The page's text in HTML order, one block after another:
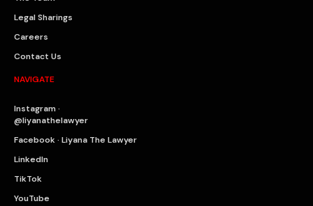
Legal Sharings
Careers
Contact Us
NAVIGATE
Instagram ·
@liyanathelawyer
Facebook · Liyana The Lawyer
LinkedIn
TikTok
YouTube